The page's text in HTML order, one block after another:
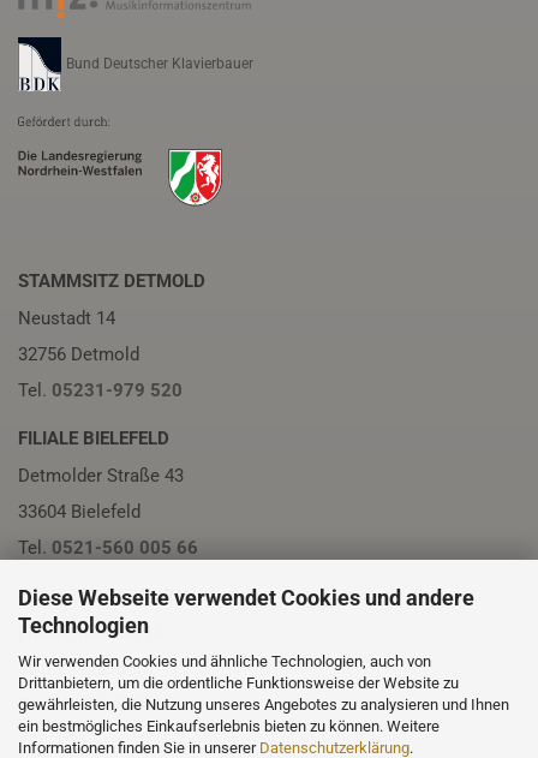
Diese Webseite verwendet Cookies und andere
Technologien
Wir verwenden Cookies und ähnliche Technologien, auch von
Drittanbietern, um die ordentliche Funktionsweise der Website zu
gewährleisten, die Nutzung unseres Angebotes zu analysieren und Ihnen
ein bestmögliches Einkaufserlebnis bieten zu können. Weitere
Informationen finden Sie in unserer Datenschutzerklärung.
Bund Deutscher Klavierbauer
STAMMSITZ DETMOLD
Neustadt 14
32756 Detmold
Tel. 05231-979 520
FILIALE BIELEFELD
Detmolder Straße 43
33604 Bielefeld
Tel. 0521-560 005 66
FILIALE PADERBORN
Friedrichstraße 13
33102 Paderborn
Tel.05251-230 01